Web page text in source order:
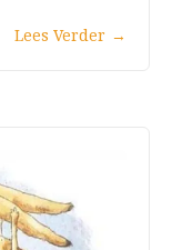
Lees Verder →